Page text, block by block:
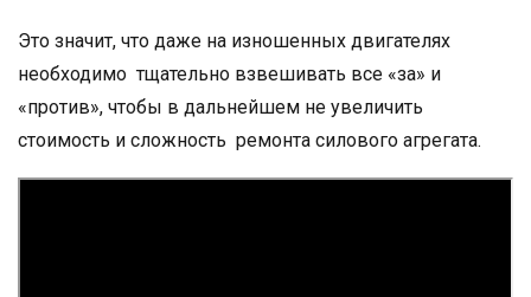
Это значит, что даже на изношенных двигателях
необходимо тщательно взвешивать все «за» и
«против», чтобы в дальнейшем не увеличить
стоимость и сложность ремонта силового агрегата.